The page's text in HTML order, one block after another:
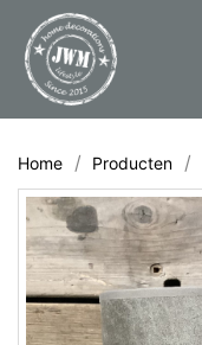
Home Producten